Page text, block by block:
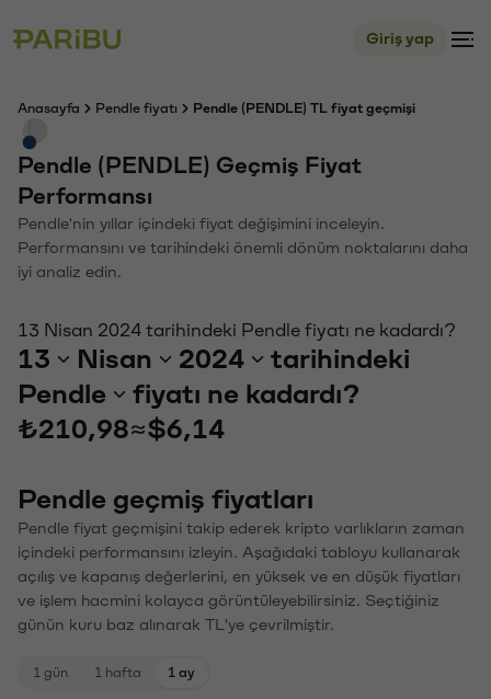
Giriş yap
Anasayfa Pendle fiyatı Pendle (PENDLE) TL fiyat geçmişi
Pendle (PENDLE) Geçmiş Fiyat
Performansı
Pendle'nin yıllar içindeki fiyat değişimini inceleyin.
Performansını ve tarihindeki önemli dönüm noktalarını daha
iyi analiz edin.
13 Nisan 2024 tarihindeki Pendle fiyatı ne kadardı?
13 Nisan 2024
tarihindeki
Pendle
fiyatı ne kadardı?
₺210,98≈$6,14
Pendle geçmiş fiyatları
Pendle fiyat geçmişini takip ederek kripto varlıkların zaman
içindeki performansını izleyin. Aşağıdaki tabloyu kullanarak
açılış ve kapanış değerlerini, en yüksek ve en düşük fiyatları
ve işlem hacmini kolayca görüntüleyebilirsiniz. Seçtiğiniz
günün kuru baz alınarak TL'ye çevrilmiştir.
1 gün 1 hafta 1 ay